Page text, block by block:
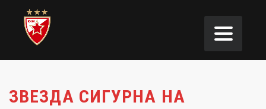
ЗВЕЗДА СИГУРНА НА